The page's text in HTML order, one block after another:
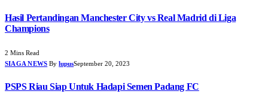
Hasil Pertandingan Manchester City vs Real Madrid di Liga
Champions
2 Mins Read
SIAGA NEWS By lupusSeptember 20, 2023
PSPS Riau Siap Untuk Hadapi Semen Padang FC